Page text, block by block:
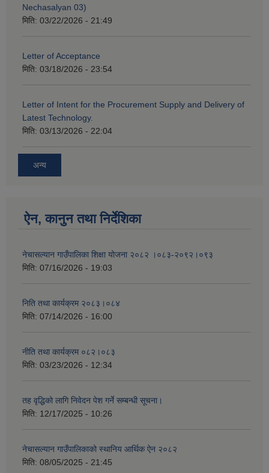
Nechasalyan 03)
मिति: 03/22/2026 - 21:49
Letter of Acceptance
मिति: 03/18/2026 - 23:54
Letter of Intent for the Procurement Supply and Delivery of
Latest Technology.
मिति: 03/13/2026 - 22:04
अन्य
ऐन, कानुन तथा निर्देशिका
नेचासल्यान गाउँपालिका शिक्षा योजना २०८२ ।०८३-२०९२।०९३
मिति: 07/16/2026 - 19:03
निति तथा कार्यक्रम २०८३।०८४
मिति: 07/14/2026 - 16:00
नीति तथा कार्यक्रम ०८२।०८३
मिति: 03/23/2026 - 12:34
तह वृद्धिको लागि निवेदन पेश गर्ने सम्बन्धी सूचना।
मिति: 12/17/2025 - 10:26
नेचासल्यान गाउँपालिकाको स्थानिय आर्थिक ऐन २०८२
मिति: 08/05/2025 - 21:45